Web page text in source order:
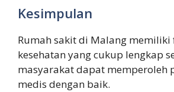
Kesimpulan
Rumah sakit di Malang memiliki
kesehatan yang cukup lengkap
masyarakat dapat memperoleh
medis dengan baik.